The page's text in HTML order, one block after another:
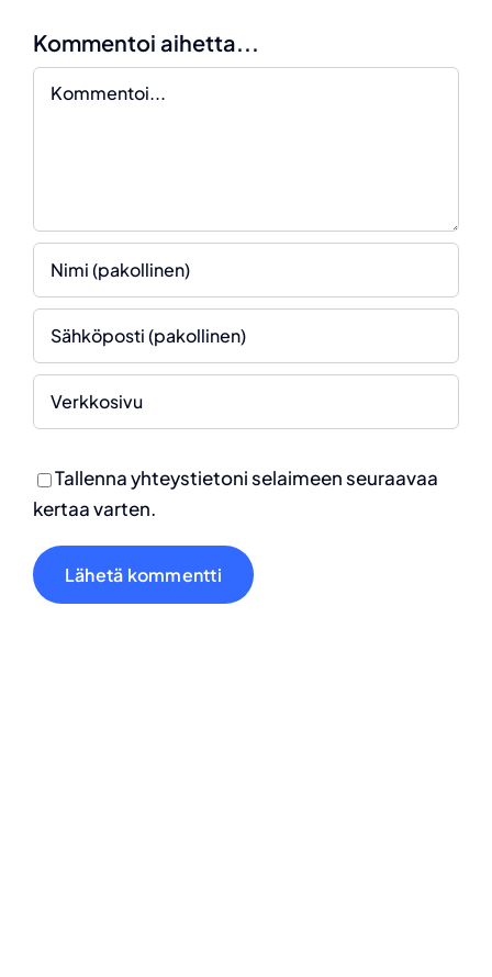
Kommentoi aihetta...
Kommentti
Tallenna yhteystietoni selaimeen seuraavaa
kertaa varten.